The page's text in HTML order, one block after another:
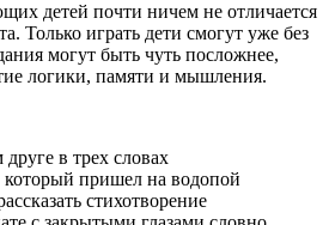
детей почти ничем не отличается
Только играть дети смогут уже без
могут быть чуть посложнее,
логики, памяти и мышления.
друге в трех словах
который пришел на водопой
стихотворение